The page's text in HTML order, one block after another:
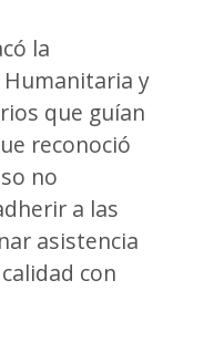
la
y
que guían
reconoció
no
a las
asistencia
con